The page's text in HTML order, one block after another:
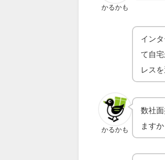
かるかも
イン
て自
レス
かるかも
数社
ますか